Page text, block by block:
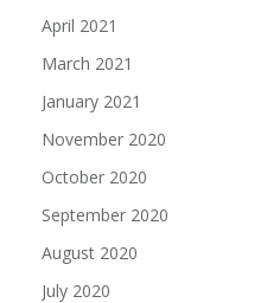
April 2021
March 2021
January 2021
November 2020
October 2020
September 2020
August 2020
July 2020